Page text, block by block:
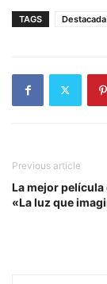
TAGS
Previous article
La mejor
«La luz que